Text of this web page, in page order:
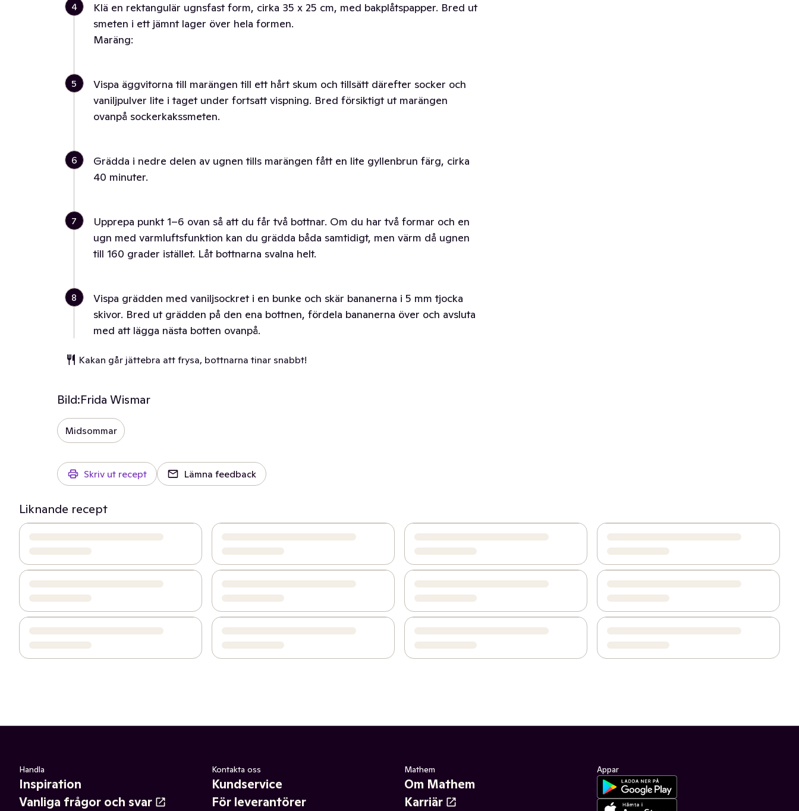
4
Klä en rektangulär ugnsfast form, cirka 35 x 25 cm, med bakplåtspapper. Bred ut
smeten i ett jämnt lager över hela formen.
Maräng:
5
Vispa äggvitorna till marängen till ett hårt skum och tillsätt därefter socker och
vaniljpulver lite i taget under fortsatt vispning. Bred försiktigt ut marängen
ovanpå sockerkakssmeten.
6
Grädda i nedre delen av ugnen tills marängen fått en lite gyllenbrun färg, cirka
40 minuter.
7
Upprepa punkt 1–6 ovan så att du får två bottnar. Om du har två formar och en
ugn med varmluftsfunktion kan du grädda båda samtidigt, men värm då ugnen
till 160 grader istället. Låt bottnarna svalna helt.
8
Vispa grädden med vaniljsockret i en bunke och skär bananerna i 5 mm tjocka
skivor. Bred ut grädden på den ena bottnen, fördela bananerna över och avsluta
med att lägga nästa botten ovanpå.
Kakan går jättebra att frysa, bottnarna tinar snabbt!
Bild:Frida Wismar
Midsommar
Skriv ut recept Lämna feedback
Liknande recept
Handla
Inspiration
Vanliga frågor och svar
Kontakta oss
Kundservice
För leverantörer
Mathem
Om Mathem
Karriär
Appar